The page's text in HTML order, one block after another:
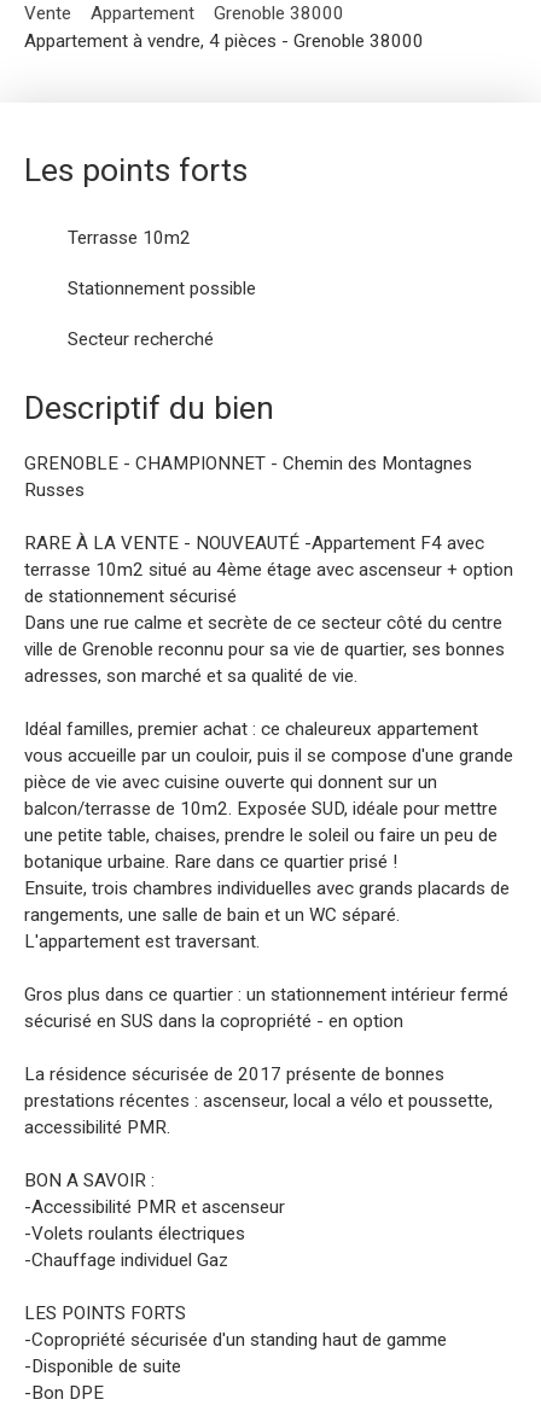
Vente Appartement
Grenoble 38000
Appartement à vendre, 4 pièces - Grenoble 38000
Les points forts
Terrasse 10m2
Stationnement possible
Secteur recherché
Descriptif du bien
GRENOBLE - CHAMPIONNET - Chemin des Montagnes
Russes
RARE À LA VENTE - NOUVEAUTÉ -Appartement F4 avec
terrasse 10m2 situé au 4ème étage avec ascenseur + option
de stationnement sécurisé
Dans une rue calme et secrète de ce secteur côté du centre
ville de Grenoble reconnu pour sa vie de quartier, ses bonnes
adresses, son marché et sa qualité de vie.
Idéal familles, premier achat : ce chaleureux appartement
vous accueille par un couloir, puis il se compose d'une grande
pièce de vie avec cuisine ouverte qui donnent sur un
balcon/terrasse de 10m2. Exposée SUD, idéale pour mettre
une petite table, chaises, prendre le soleil ou faire un peu de
botanique urbaine. Rare dans ce quartier prisé !
Ensuite, trois chambres individuelles avec grands placards de
rangements, une salle de bain et un WC séparé.
L'appartement est traversant.
Gros plus dans ce quartier : un stationnement intérieur fermé
sécurisé en SUS dans la copropriété - en option
La résidence sécurisée de 2017 présente de bonnes
prestations récentes : ascenseur, local a vélo et poussette,
accessibilité PMR.
BON A SAVOIR :
-Accessibilité PMR et ascenseur
-Volets roulants électriques
-Chauffage individuel Gaz
LES POINTS FORTS
-Copropriété sécurisée d'un standing haut de gamme
-Disponible de suite
-Bon DPE